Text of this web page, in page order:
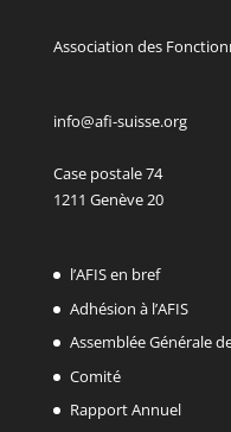
Association des
info@afi-suisse.org
Case postale 74
1211 Genève 20
l’AFIS en bref
Adhésion à l’AFIS
Assemblée Générale de
Comité
Rapport Annuel